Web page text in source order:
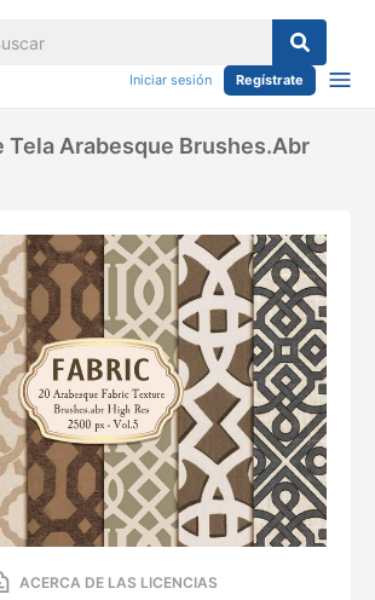
Iniciar sesión Regístrate
Tela Arabesque Brushes.abr
ACERCA DE LAS LICENCIAS